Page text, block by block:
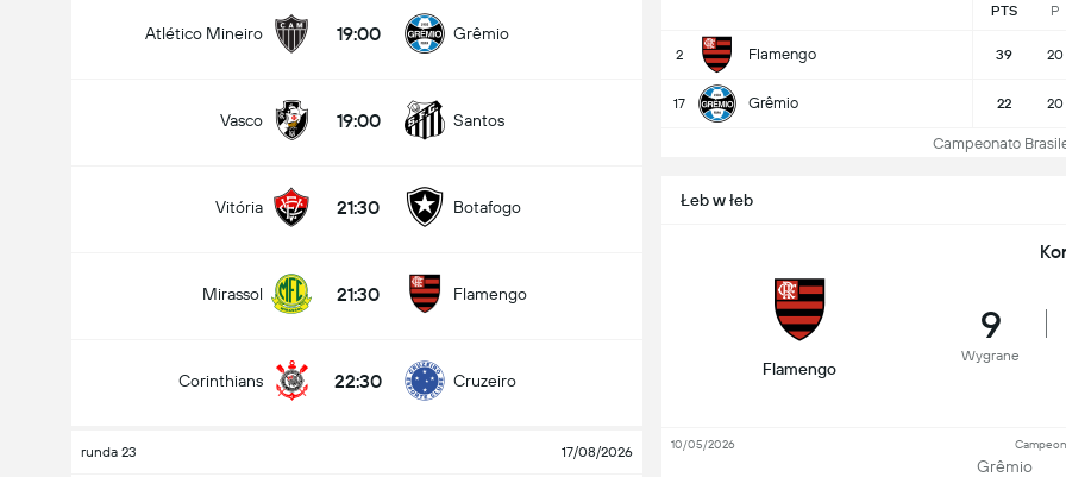
Atlético Mineiro 19:00 Grêmio
Vasco 19:00 Santos
Vitória 21:30 Botafogo
Mirassol 21:30 Flamengo
Corinthians 22:30 Cruzeiro
runda 23 17/08/2026
PTS P
2 Flamengo 39 20
17 Grêmio 22 20
Campeonato
Łeb w łeb
Flamengo
9
Wygrane
Grêmio
10/05/2026